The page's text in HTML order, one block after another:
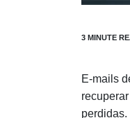
E-mails
perdidas.